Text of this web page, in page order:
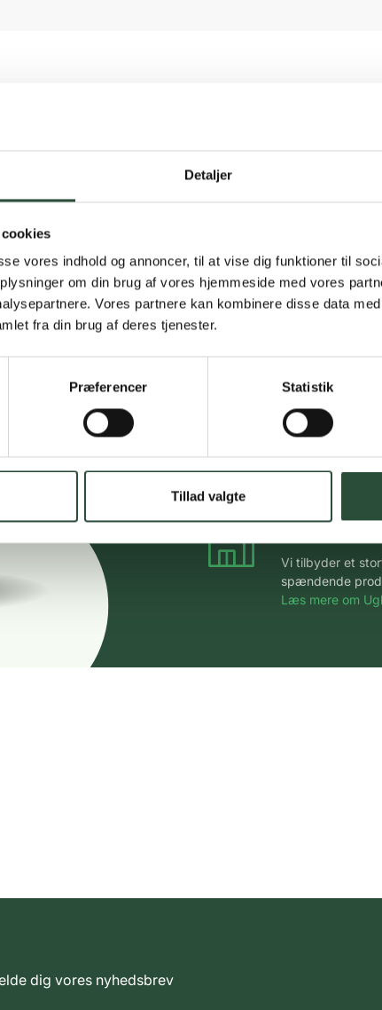
Detaljer
vores indhold og annoncer, til at vise dig funktioner til
om din brug af vores hjemmeside med vores
Vores partnere kan kombinere disse data
fra din brug af deres tjenester.
Præferencer Statistik
Tillad valgte
Gratis
Få hjælp til din
Hurtigt
Faste
Stort
Vi tilbyder et
spændende
Læs mere om
dig vores nyhedsbrev